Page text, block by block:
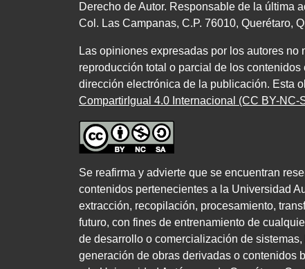
Derecho de Autor. Responsable de la última
Col. Las Campanas, C.P. 76010, Querétaro,
Las opiniones expresadas por los autores
reproducción total o parcial de los
dirección electrónica de la publicación. Esta
CompartirIgual 4.0 Internacional (CC BY-NC-
Se reafirma y advierte que se encuentran
contenidos pertenecientes a la Universidad
extracción, recopilación, procesamiento,
futuro, con fines de entrenamiento de
de desarrollo o comercialización de
generación de obras derivadas o contenidos